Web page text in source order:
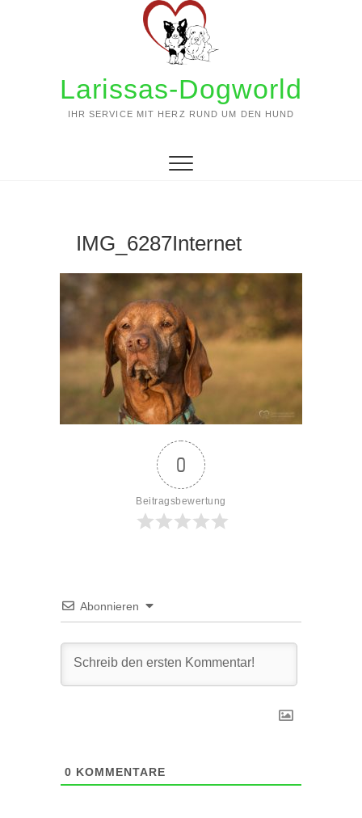
Larissas-Dogworld
IHR SERVICE MIT HERZ RUND UM DEN HUND
IMG_6287Internet
0
Beitragsbewertung
Abonnieren
0 KOMMENTARE